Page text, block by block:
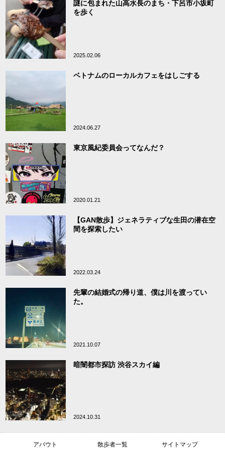
謎に包まれた山高水長のまち・下呂市小坂町
を歩く
2025.02.06
ベトナムのローカルカフェをはしごする
2024.06.27
東京風紀委員会ってなんだ？
2020.01.21
【GAN散歩】ジェネラティブな生田の潜在空
間を探索したい
2022.03.24
先輩の結婚式の帰り道、僕は川を渡ってい
た。
2021.10.07
暗闇都市探訪 渋谷スカイ編
2024.10.31
アバウト 散歩者一覧 サイトマップ